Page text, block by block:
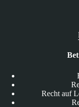
Recht auf